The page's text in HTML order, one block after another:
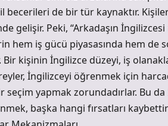
becerileri de bir tür kaynaktır.
gelişir. Peki, “Arkadaşın İngilizcesi
hem iş gücü piyasasında hem de
kişinin İngilizce düzeyi, iş
İngilizceyi öğrenmek için
seçim yapmak zorundadırlar. Bu
başka hangi fırsatları